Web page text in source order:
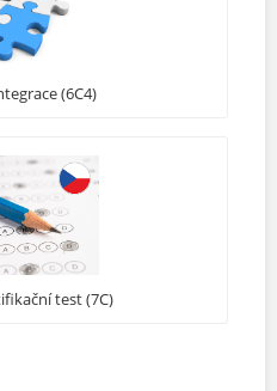
(6C4)
test (7C)